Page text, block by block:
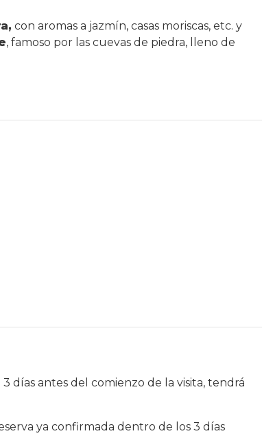
con aromas a jazmín, casas moriscas, etc. y
, famoso por las cuevas de piedra, lleno de
días antes del comienzo de la visita, tendrá
ya confirmada dentro de los 3 días